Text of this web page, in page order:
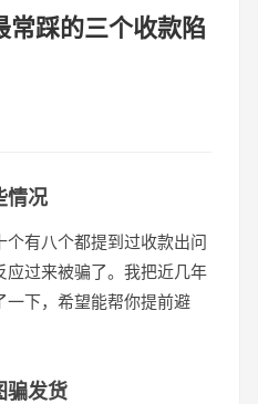
常踩的三个收款陷
情况
有八个都提到过收款出问
过来被骗了。我把近几年
一下，希望能帮你提前避
骗发货